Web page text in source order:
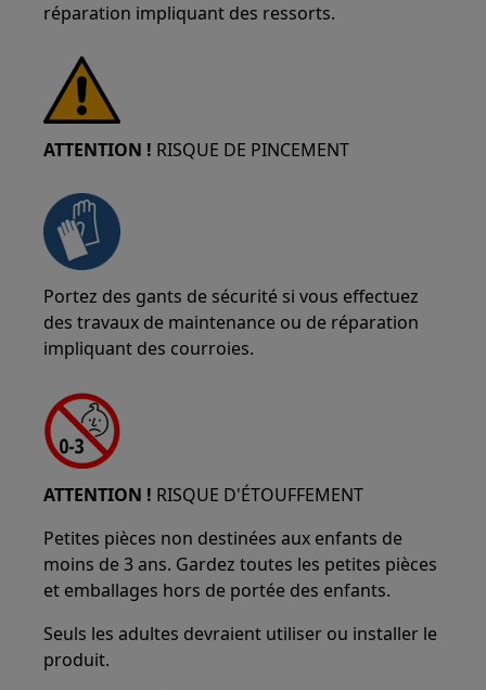
réparation impliquant des ressorts.
ATTENTION ! RISQUE DE PINCEMENT
Portez des gants de sécurité si vous effectuez
des travaux de maintenance ou de réparation
impliquant des courroies.
ATTENTION ! RISQUE D'ÉTOUFFEMENT
Petites pièces non destinées aux enfants de
moins de 3 ans. Gardez toutes les petites pièces
et emballages hors de portée des enfants.
Seuls les adultes devraient utiliser ou installer le
produit.